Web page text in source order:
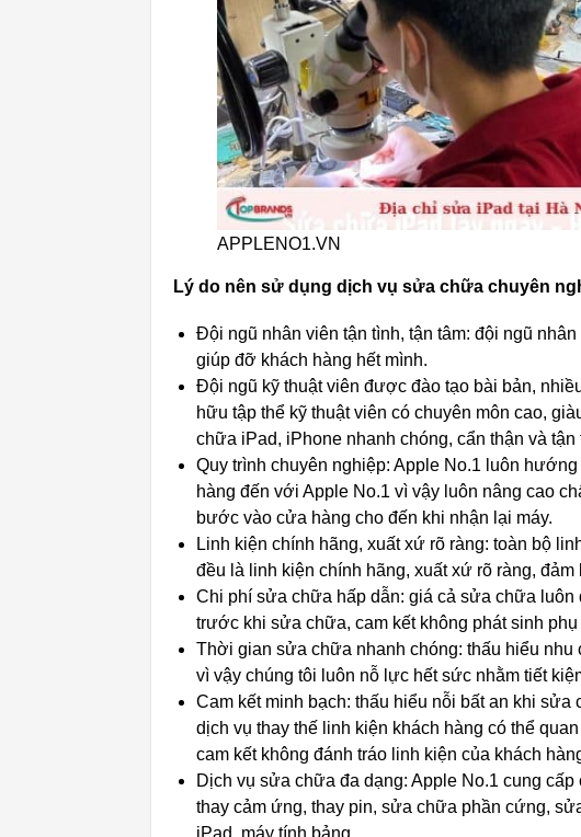
APPLENO1.VN
Lý do nên sử dụng dịch vụ sửa chữa chuyên
Đội ngũ nhân viên tận tình, tận tâm: đội ngũ
giúp đỡ khách hàng hết mình.
Đội ngũ kỹ thuật viên được đào tạo bài bản,
hữu tập thể kỹ thuật viên có chuyên môn cao,
chữa iPad, iPhone nhanh chóng, cẩn thận và tận
Quy trình chuyên nghiệp: Apple No.1 luôn
hàng đến với Apple No.1 vì vậy luôn nâng cao
bước vào cửa hàng cho đến khi nhận lại máy.
Linh kiện chính hãng, xuất xứ rõ ràng: toàn bộ
đều là linh kiện chính hãng, xuất xứ rõ ràng,
Chi phí sửa chữa hấp dẫn: giá cả sửa chữa
trước khi sửa chữa, cam kết không phát sinh phụ
Thời gian sửa chữa nhanh chóng: thấu hiểu nhu
vì vậy chúng tôi luôn nỗ lực hết sức nhằm tiết
Cam kết minh bạch: thấu hiểu nỗi bất an khi
dịch vụ thay thế linh kiện khách hàng có thể
cam kết không đánh tráo linh kiện của khách
Dịch vụ sửa chữa đa dạng: Apple No.1 cung
thay cảm ứng, thay pin, sửa chữa phần cứng,
iPad, máy tính bảng,…